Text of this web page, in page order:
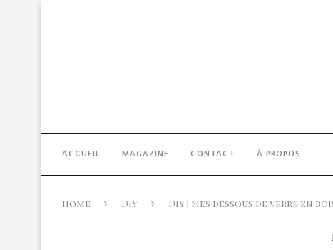
ACCUEIL MAGAZINE CONTACT À PROPOS
Home DIY DIY | Mes dessous de verre en